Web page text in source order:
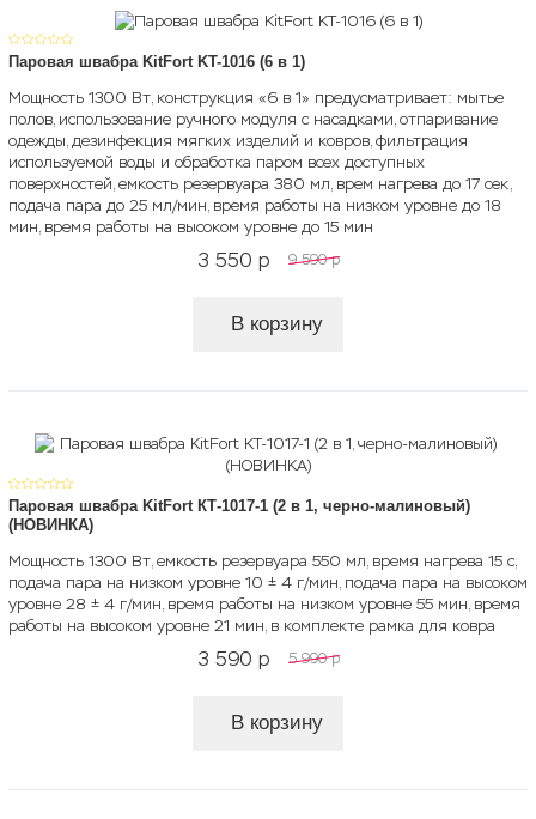
Паровая швабра KitFort KT-1016 (6 в 1)
Мощность 1300 Вт, конструкция «6 в 1» предусматривает: мытье
полов, использование ручного модуля с насадками, отпаривание
одежды, дезинфекция мягких изделий и ковров, фильтрация
используемой воды и обработка паром всех доступных
поверхностей, емкость резервуара 380 мл, врем нагрева до 17 сек,
подача пара до 25 мл/мин, время работы на низком уровне до 18
мин, время работы на высоком уровне до 15 мин
3 550 p 9 590 p
В корзину
Паровая швабра KitFort КТ-1017-1 (2 в 1, черно-малиновый)
(НОВИНКА)
Мощность 1300 Вт, емкость резервуара 550 мл, время нагрева 15 с,
подача пара на низком уровне 10 ± 4 г/мин, подача пара на высоком
уровне 28 ± 4 г/мин, время работы на низком уровне 55 мин, время
работы на высоком уровне 21 мин, в комплекте рамка для ковра
3 590 p 5 990 p
В корзину